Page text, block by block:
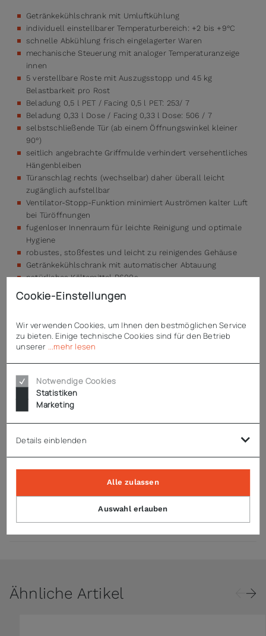
Getränkekühlschrank mit Umluftkühlung
individuell einstellbarer Temperaturbereich: +2 bis +9°C
schnelle Abkühlung frisch eingelagerter Waren
mechanische Steuerung mit analoger Temperaturanzeige
innen
5 verstellbare Roste mit Auszugsstopp und 45 kg
Belastbarkeit pro Rost
Beladung 0,5 l PET / Facing 0,5 l PET: 253/ 7
Beladung 0,33 l Dose / Facing 0,33 l Dose: 506 / 7
selbstschließende Tür (ab einem Öffnungswinkel kleiner
90°)
seitlich angebrachte Griffmulde verhindert versehentliches
Hängenbleiben
Türanschlag rechts (wechselbar) daher überall leicht
zugänglich aufstellbar
Ventilator-Stopp-Funktion minimiert Auströmen kalter Luft
bei Türöffnungen
fugenloser Innenraum für leichte Reinigung und optimale
Hygiene
robustes, stoßfestes und leicht zu reinigendes Gehäuse
Getränkekühlschrank mit automatischer Abtauung
natürliches Kältemittel R600a
abschließbar mit Schloss
5 weiße, kunststoffbeschichtete Roste
Technische Daten
Produktsicherheit (GPSR)
Ähnliche Artikel
Cookie-Einstellungen
Wir verwenden Cookies, um Ihnen den bestmöglichen Service
zu bieten. Einige technische Cookies sind für den Betrieb
unserer
...mehr lesen
Notwendige Cookies
Statistiken
Marketing
Details einblenden
Auswahl erlauben
Alle zulassen